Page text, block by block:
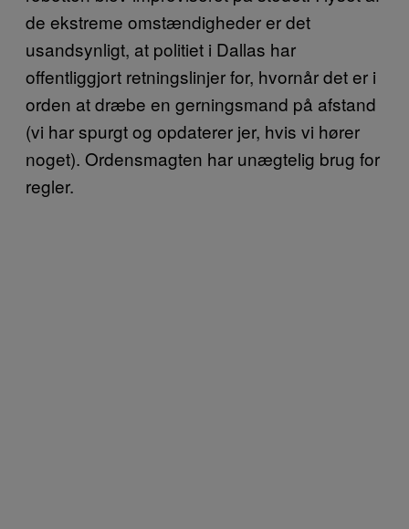
de ekstreme omstændigheder er det
usandsynligt, at politiet i Dallas har
offentliggjort retningslinjer for, hvornår det er i
orden at dræbe en gerningsmand på afstand
(vi har spurgt og opdaterer jer, hvis vi hører
noget). Ordensmagten har unægtelig brug for
regler.